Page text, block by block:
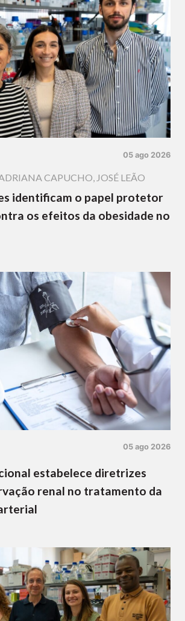
05 ago 2026
CAPUCHO, JOSÉ LEÃO
identificam o papel protetor
os efeitos da obesidade no
05 ago 2026
estabelece diretrizes
renal no tratamento da